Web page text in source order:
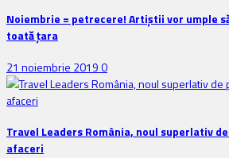
Noiembrie = petrecere! Artiștii vor umple
toată țara
21 noiembrie 20190
Travel Leaders România, noul superlativ
afaceri